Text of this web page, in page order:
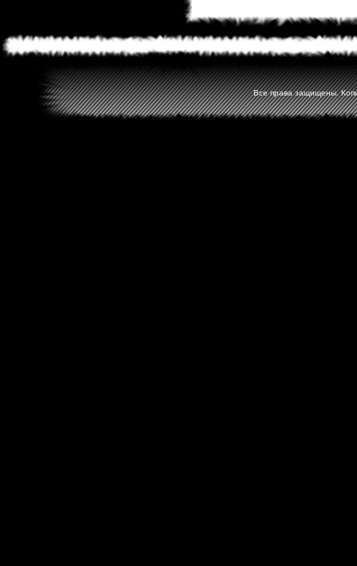
Все права защищены.